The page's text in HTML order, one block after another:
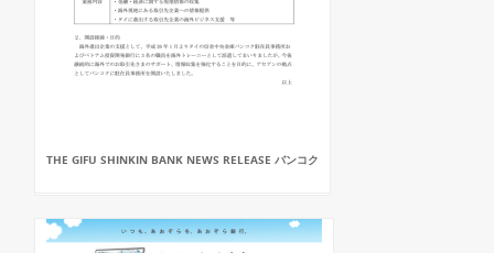
THE GIFU SHINKIN BANK NEWS RELEASE バンコク